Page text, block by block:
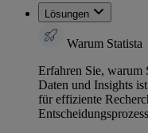
Lösungen
Warum Statista
Erfahren Sie, warum
Daten und Insights
für effiziente